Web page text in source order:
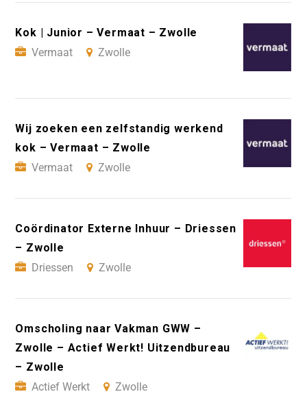
Kok | Junior – Vermaat – Zwolle
Vermaat
Zwolle
Wij zoeken een zelfstandig werkend
kok – Vermaat – Zwolle
Vermaat
Zwolle
Coördinator Externe Inhuur – Driessen
– Zwolle
Driessen
Zwolle
Omscholing naar Vakman GWW –
Zwolle – Actief Werkt! Uitzendbureau
– Zwolle
Actief Werkt
Zwolle